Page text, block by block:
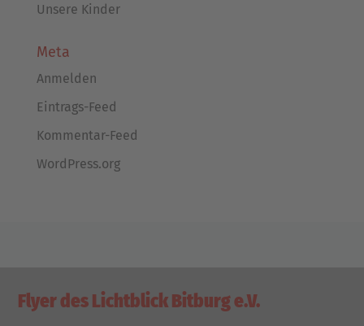
Unsere Kinder
Meta
Anmelden
Eintrags-Feed
Kommentar-Feed
WordPress.org
Flyer des Lichtblick Bitburg e.V.